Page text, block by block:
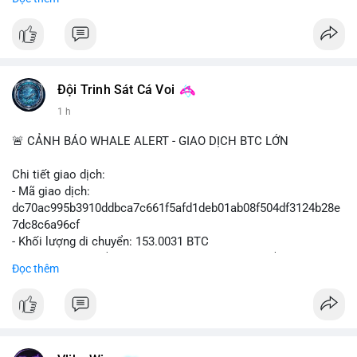
vực công nghệ ô tô xanh.
Đội Trinh Sát Cá Voi
1 h
🚨 CẢNH BÁO WHALE ALERT - GIAO DỊCH BTC LỚN
Chi tiết giao dịch:
- Mã giao dịch:
dc70ac995b3910ddbca7c661f5afd1deb01ab08f504df3124b28e
7dc8c6a96cf
- Khối lượng di chuyển: 153.0031 BTC
USD)
- Thời gian: 13:20
Đọc thêm